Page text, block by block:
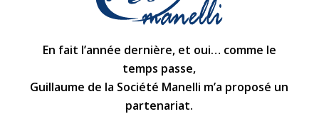
En fait l’année dernière, et oui… comme le
temps passe,
Guillaume de la Société Manelli m’a proposé un
partenariat.